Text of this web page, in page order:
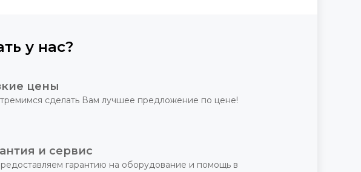
у нас?
цены
сделать Вам лучшее предложение по цене!
и сервис
гарантию на оборудование и помощь в